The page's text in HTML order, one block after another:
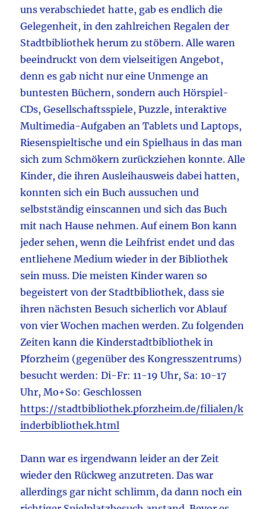
uns verabschiedet hatte, gab es endlich die
Gelegenheit, in den zahlreichen Regalen der
Stadtbibliothek herum zu stöbern. Alle waren
beeindruckt von dem vielseitigen Angebot,
denn es gab nicht nur eine Unmenge an
buntesten Büchern, sondern auch Hörspiel-
CDs, Gesellschaftsspiele, Puzzle, interaktive
Multimedia-Aufgaben an Tablets und Laptops,
Riesenspieltische und ein Spielhaus in das man
sich zum Schmökern zurückziehen konnte. Alle
Kinder, die ihren Ausleihausweis dabei hatten,
konnten sich ein Buch aussuchen und
selbstständig einscannen und sich das Buch
mit nach Hause nehmen. Auf einem Bon kann
jeder sehen, wenn die Leihfrist endet und das
entliehene Medium wieder in der Bibliothek
sein muss. Die meisten Kinder waren so
begeistert von der Stadtbibliothek, dass sie
ihren nächsten Besuch sicherlich vor Ablauf
von vier Wochen machen werden. Zu folgenden
Zeiten kann die Kinderstadtbibliothek in
Pforzheim (gegenüber des Kongresszentrums)
besucht werden: Di-Fr: 11-19 Uhr, Sa: 10-17
Uhr, Mo+So: Geschlossen
https://stadtbibliothek.pforzheim.de/filialen/k
inderbibliothek.html
Dann war es irgendwann leider an der Zeit
wieder den Rückweg anzutreten. Das war
allerdings gar nicht schlimm, da dann noch ein